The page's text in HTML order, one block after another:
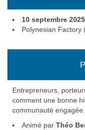
10 septembre 2025
Polynesian Factory
Entrepreneurs,
comment une bonne
communauté engagée.
Animé par Théo